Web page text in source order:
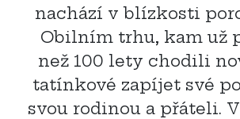
nachází v blízkosti
Obilním trhu, kam už
než 100 lety chodili
tatínkové zapíjet své
svou rodinou a přáteli.